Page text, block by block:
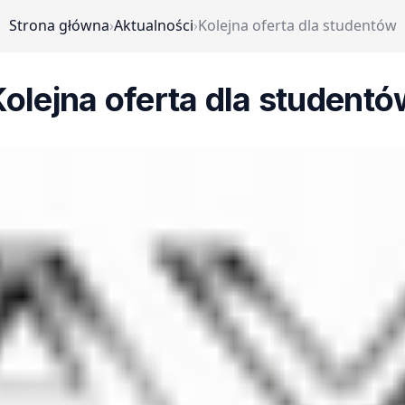
Strona główna›Aktualności›Kolejna oferta dla studentów
oferta dla